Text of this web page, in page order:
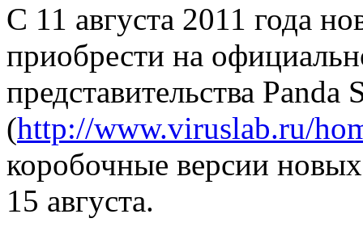
С 11 августа 2011 года
приобрести на
представительства Panda
(http://www.viruslab.ru/
коробочные версии
15 августа.